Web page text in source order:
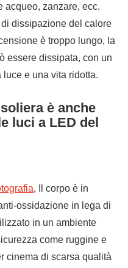
acqueo, zanzare, ecc.
dissipazione del calore
è troppo lungo, la
essere dissipata, con un
e una vita ridotta.
è anche
luci a LED del
, Il corpo è in
ossidazione in lega di
in un ambiente
come ruggine e
cinema di scarsa qualità